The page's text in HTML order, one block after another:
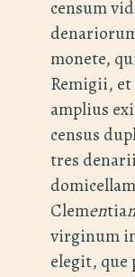
censum
monete,
Remigii,
amplius
census
tres
Clementia
virginum
elegit, que